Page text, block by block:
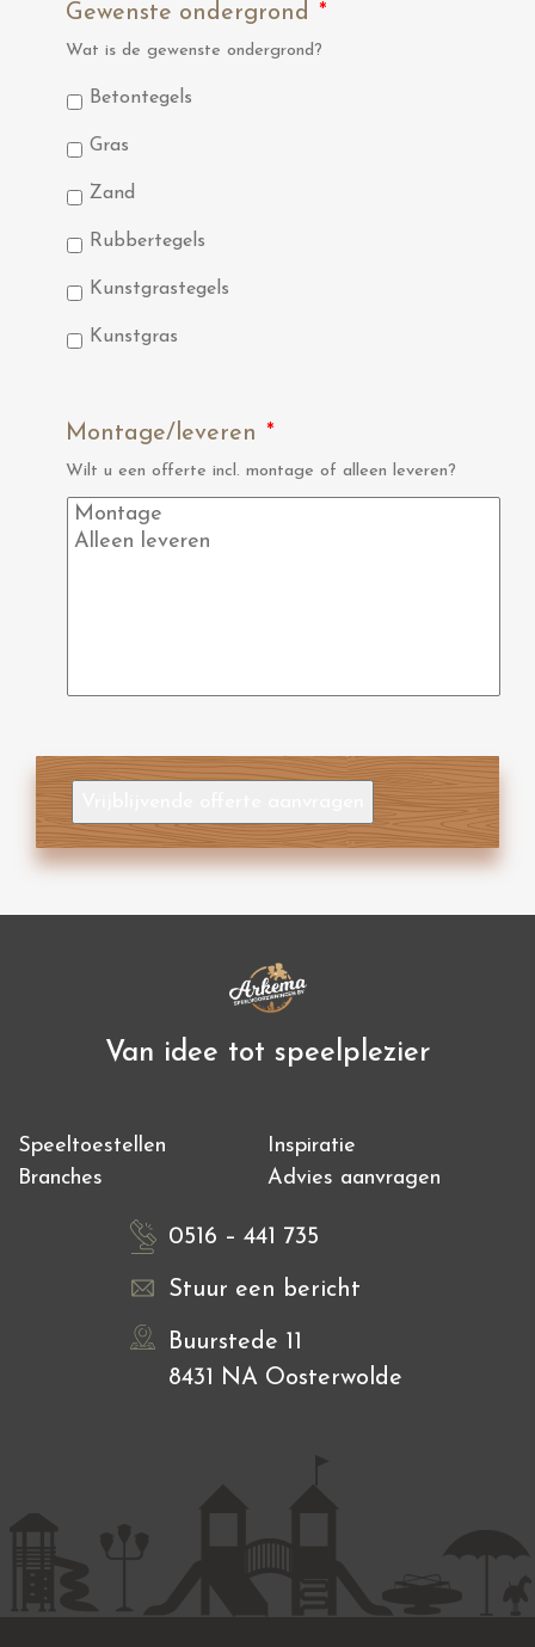
Gewenste ondergrond *
Wat is de gewenste ondergrond?
Betontegels
Gras
Zand
Rubbertegels
Kunstgrastegels
Kunstgras
Montage/leveren *
Wilt u een offerte incl. montage of alleen leveren?
Van idee tot speelplezier
Speeltoestellen
Inspiratie
Branches
Advies aanvragen
0516 – 441 735
Stuur een bericht
Buurstede 11
8431 NA Oosterwolde